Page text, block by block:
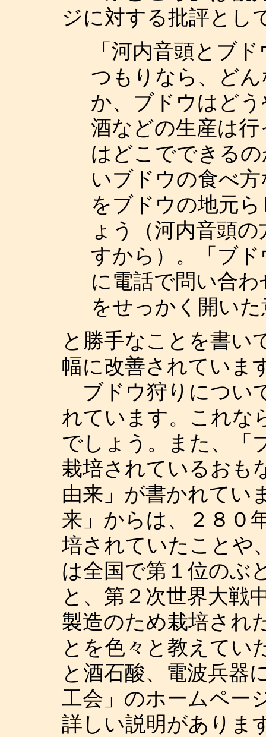
ジに対する批評とし
「河内音頭とブ
つもりなら、ど
か、ブドウはど
酒などの生産は
はどこでできる
いブドウの食べ
をブドウの地元
ょう（河内音頭
すから）。「ブ
に電話で問い合
をせっかく開い
と勝手なことを書い
幅に改善されていま
ブドウ狩りについ
れています。これな
でしょう。また、「
栽培されているおも
由来」が書かれてい
来」からは、２８０
培されていたことや
は全国で第１位のぶ
と、第２次世界大戦
製造のため栽培され
とを色々と教えてい
と酒石酸、電波兵器
工会」のホームペー
詳しい説明がありま